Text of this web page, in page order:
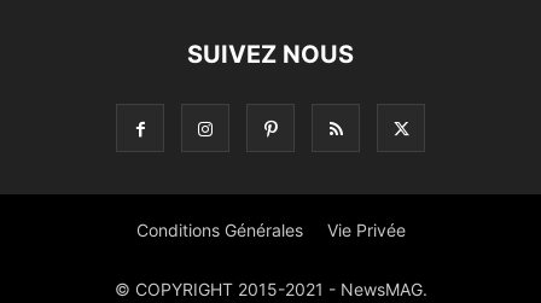
SUIVEZ NOUS
Conditions Générales Vie Privée
© COPYRIGHT 2015-2021 - NewsMAG.